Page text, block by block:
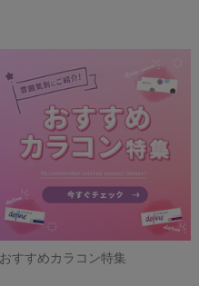
おすすめカラコン特集